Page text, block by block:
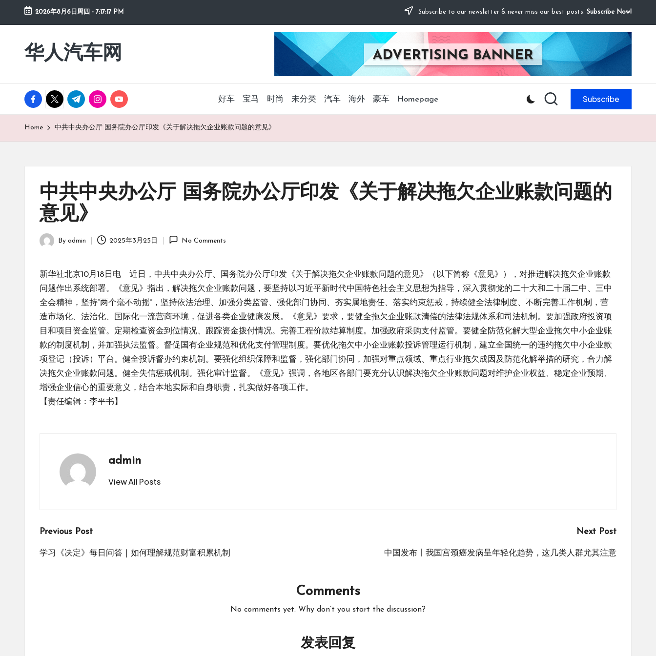
Skip
content
2026年8月6日周四 - 7:17:17 PM Subscribe to our newsletter & never miss our best posts. Subscribe Now!
华人汽车网
facebook.com
twitter.com
t.me instagram.com
youtube.com 好车 宝马 时尚 未分类 汽车 海外 豪车 Homepage Subscribe
Home 中共中央办公厅 国务院办公厅印发《关于解决拖欠企业账款问题的意见》
中共中央办公厅 国务院办公厅印发《关于解决拖欠企业账款问题的
意见》
Posted
By admin 2025年3月25日 No Comments
新华社北京10月18日电 近日，中共中央办公厅、国务院办公厅印发《关于解决拖欠企业账款问题的意见》（以下简称《意见》），对推进解决拖欠企业账款
问题作出系统部署。《意见》指出，解决拖欠企业账款问题，要坚持以习近平新时代中国特色社会主义思想为指导，深入贯彻党的二十大和二十届二中、三中
全会精神，坚持“两个毫不动摇”，坚持依法治理、加强分类监管、强化部门协同、夯实属地责任、落实约束惩戒，持续健全法律制度、不断完善工作机制，营
造市场化、法治化、国际化一流营商环境，促进各类企业健康发展。《意见》要求，要健全拖欠企业账款清偿的法律法规体系和司法机制。要加强政府投资项
目和项目资金监管。定期检查资金到位情况、跟踪资金拨付情况。完善工程价款结算制度。加强政府采购支付监管。要健全防范化解大型企业拖欠中小企业账
款的制度机制，并加强执法监督。督促国有企业规范和优化支付管理制度。要优化拖欠中小企业账款投诉管理运行机制，建立全国统一的违约拖欠中小企业款
项登记（投诉）平台。健全投诉督办约束机制。要强化组织保障和监督，强化部门协同，加强对重点领域、重点行业拖欠成因及防范化解举措的研究，合力解
决拖欠企业账款问题。健全失信惩戒机制。强化审计监督。《意见》强调，各地区各部门要充分认识解决拖欠企业账款问题对维护企业权益、稳定企业预期、
增强企业信心的重要意义，结合本地实际和自身职责，扎实做好各项工作。
【责任编辑：李平书】
admin
View All Posts
Post
navigation
Previous Post
学习《决定》每日问答｜如何理解规范财富积累机制
Next Post
中国发布丨我国宫颈癌发病呈年轻化趋势，这几类人群尤其注意
Comments
No comments yet. Why don’t you start the discussion?
发表回复